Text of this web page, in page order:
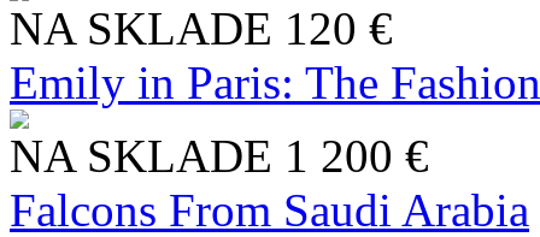
NA SKLADE 120 €
Emily in Paris: The
NA SKLADE 1 200 €
Falcons From Saudi Arabia